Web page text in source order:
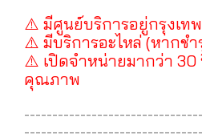
⚠️ มีศูนย์บริการอยู่กรุงเท
⚠️ มีบริการอะไหล่ (หากช
⚠️ เปิดจำหน่ายมากว่า 30
คุณภาพ